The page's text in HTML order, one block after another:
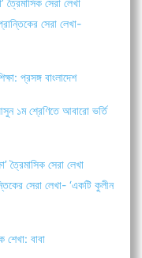
ত্রৈমাসিক সেরা লেখা
সেরা লেখা-
প্রসঙ্গ বাংলাদেশ
১ম শ্রেণিতে আবারো ভর্তি
ত্রৈমাসিক সেরা লেখা
সেরা লেখা- ‘একটি কুলীন
শেখা: বাবা